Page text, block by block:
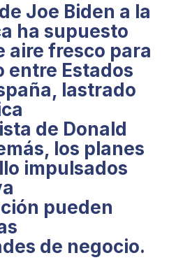
Joe Biden a la
ha supuesto
aire fresco para
entre Estados
lastrado
de Donald
los planes
impulsados
pueden
de negocio.